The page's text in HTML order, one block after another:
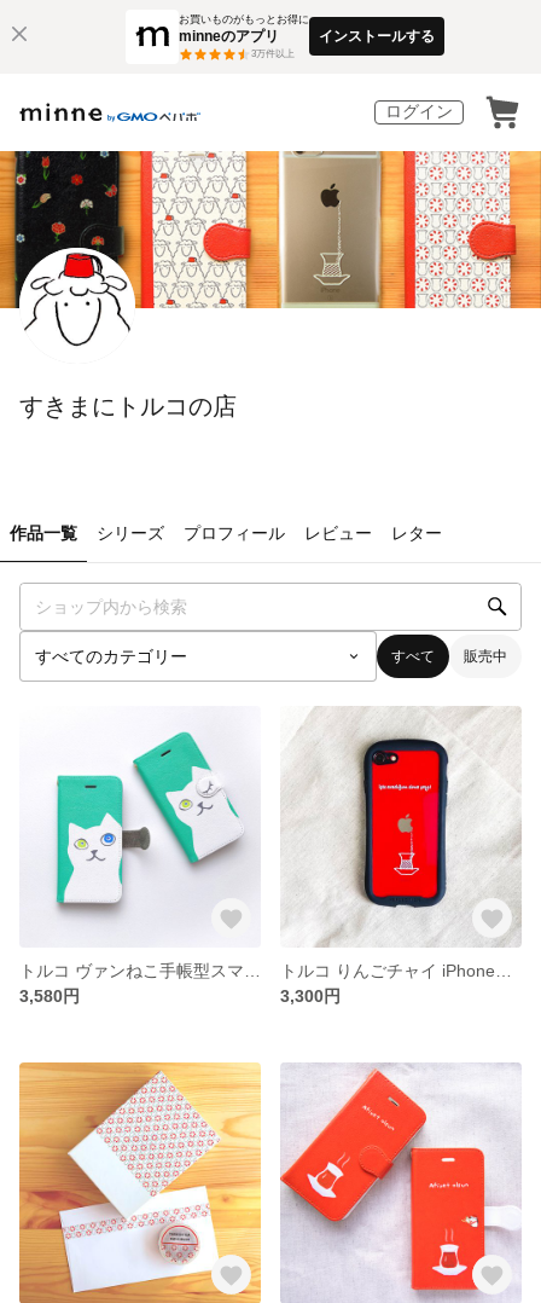
お買いものがもっとお得に
minneのアプリ
3万件以上
インストールする
ログイン
すきまにトルコの店
作品一覧 シリーズ プロフィール レビュー レター
すべて 販売中
3,580円
3,300円